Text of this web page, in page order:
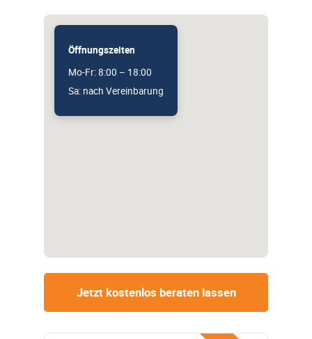
Öffnungszeiten
Mo-Fr: 8:00 – 18:00
Sa: nach Vereinbarung
Jetzt kostenlos beraten lassen